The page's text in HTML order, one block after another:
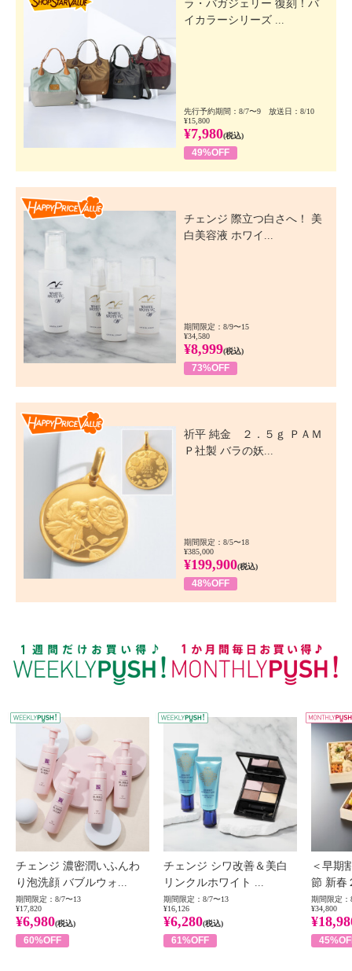
ラ・バガジェリー 復刻！バ
イカラーシリーズ ...
先行予約期間：8/7〜9 放送日：8/10
¥15,800
¥7,980(税込)
49%OFF
チェンジ 際立つ白さへ！ 美
白美容液 ホワイ...
期間限定：8/9〜15
¥34,580
¥8,999(税込)
73%OFF
祈平 純金 ２．５ｇ ＰＡＭ
Ｐ社製 バラの妖...
期間限定：8/5〜18
¥385,000
¥199,900(税込)
48%OFF
WEEKLY PUSH
チェンジ 濃密潤いふんわ
り泡洗顔 バブルウォ...
期間限定：8/7〜13
¥17,820
¥6,980(税込)
60%OFF
チェンジ シワ改善＆美白
リンクルホワイト ...
期間限定：8/7〜13
¥16,126
¥6,280(税込)
61%OFF
＜早期
節 新春
期間限定：
¥34,800